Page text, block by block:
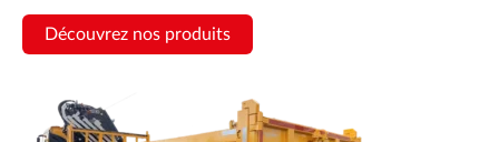
Découvrez nos produits
Actualités
Carrière